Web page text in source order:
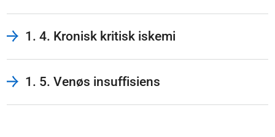
1. 4. Kronisk kritisk iskemi
1. 5. Venøs insuffisiens